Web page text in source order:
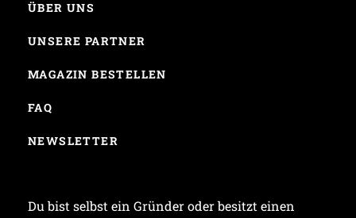
ÜBER UNS
UNSERE PARTNER
MAGAZIN BESTELLEN
FAQ
NEWSLETTER
Du bist selbst ein Gründer oder besitzt einen